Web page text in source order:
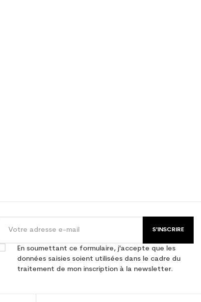
S'INSCRIRE
En soumettant ce formulaire, j'accepte que les
données saisies soient utilisées dans le cadre du
traitement de mon inscription à la newsletter.